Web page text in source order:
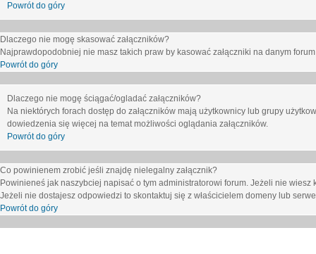
Powrót do góry
Dlaczego nie mogę skasować załączników?
Najprawdopodobniej nie masz takich praw by kasować załączniki na danym
Powrót do góry
Dlaczego nie mogę ściągać/ogladać załączników?
Na niektórych forach dostęp do załączników mają użytkownicy lub grupy
dowiedzenia się więcej na temat możliwości oglądania załączników.
Powrót do góry
Co powinienem zrobić jeśli znajdę nielegalny załącznik?
Powinieneś jak naszybciej napisać o tym administratorowi forum. Jeżeli nie
Jeżeli nie dostajesz odpowiedzi to skontaktuj się z właścicielem domeny lub
Powrót do góry